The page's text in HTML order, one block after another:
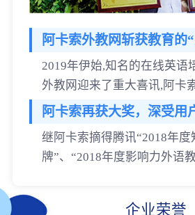
阿卡索外教网斩获教育的
2019年伊始,知名的在线英语
外教网迎来了重大喜讯,阿卡
阿卡索再获大奖，深受用
继阿卡索摘得腾讯“2018年
牌”、“2018年度影响力外语
企业荣誉